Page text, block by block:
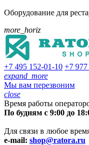
Оборудование для
more_horiz
+7 495 152-01-10 +7 977
expand_more
Мы вам перезвоним
close
Время работы
По будням с 9:00 до
Для связи в любое
e-mail: shop@ratora.ru